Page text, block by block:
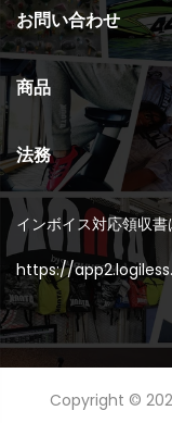
お問い合わせ
商品
法務
インボイス対応領収
https://
Copyright ©